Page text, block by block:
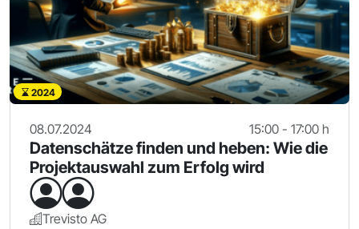
2024
08.07.2024 15:00 - 17:00 h
Datenschätze finden und heben: Wie die
Projektauswahl zum Erfolg wird
Trevisto AG